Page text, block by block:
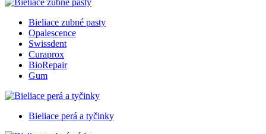
Bieliace zubné pasty
Opalescence
Swissdent
Curaprox
BioRepair
Gum
Bieliace perá a tyčinky